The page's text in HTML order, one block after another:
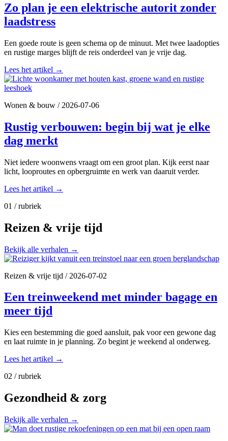
Zo plan je een elektrische autorit zonder
laadstress
Een goede route is geen schema op de minuut. Met twee laadopties
en rustige marges blijft de reis onderdeel van je vrije dag.
Lees het artikel →
Wonen & bouw /2026-07-06
Rustig verbouwen: begin bij wat je elke
dag merkt
Niet iedere woonwens vraagt om een groot plan. Kijk eerst naar
licht, looproutes en opbergruimte en werk van daaruit verder.
Lees het artikel →
01 / rubriek
Reizen & vrije tijd
Bekijk alle verhalen →
Reizen & vrije tijd /2026-07-02
Een treinweekend met minder bagage en
meer tijd
Kies een bestemming die goed aansluit, pak voor een gewone dag
en laat ruimte in je planning. Zo begint je weekend al onderweg.
Lees het artikel →
02 / rubriek
Gezondheid & zorg
Bekijk alle verhalen →